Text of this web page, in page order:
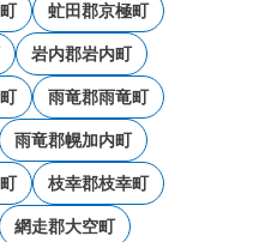
虻田郡京極町
岩内郡岩内町
雨竜郡雨竜町
雨竜郡幌加内町
枝幸郡枝幸町
網走郡大空町